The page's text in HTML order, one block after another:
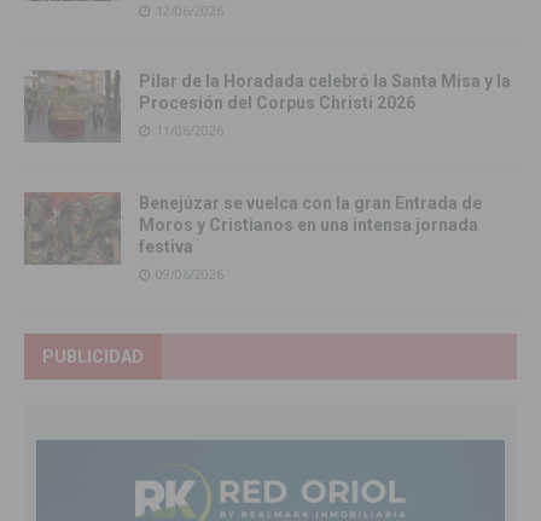
12/06/2026
Pilar de la Horadada celebró la Santa Misa y la
Procesión del Corpus Christi 2026
11/06/2026
Benejúzar se vuelca con la gran Entrada de
Moros y Cristianos en una intensa jornada
festiva
09/06/2026
PUBLICIDAD